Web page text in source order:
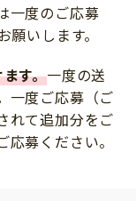
一度のご応募
願いします。
す。一度の送
一度ご応募（ご
れて追加分をご
募ください。